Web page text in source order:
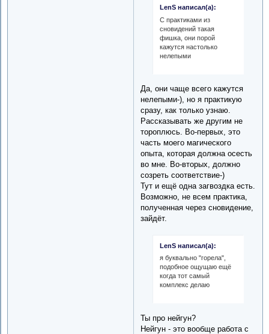
LenS написал(а):
С практиками из
сновидений такая
фишка, они порой
кажутся настолько
нелепыми
Да, они чаще всего кажутся
нелепыми-), но я практикую
сразу, как только узнаю.
Рассказывать же другим не
тороплюсь. Во-первых, это
часть моего магического
опыта, которая должна осесть
во мне. Во-вторых, должно
созреть соответствие-)
Тут и ещё одна загвоздка есть.
Возможно, не всем практика,
полученная через сновидение,
зайдёт.
LenS написал(а):
я буквально "горела",
подобное ощущаю ещё
когда тот самый
комплекс делаю
Ты про нейгун?
Нейгун - это вообще работа с